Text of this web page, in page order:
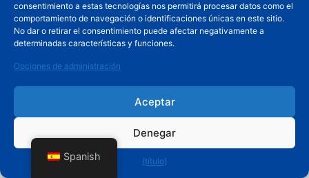
consentimiento a estas tecnologías nos permitirá procesar datos como el
comportamiento de navegación o identificaciones únicas en este sitio.
No dar o retirar el consentimiento puede afectar negativamente a
determinadas características y funciones.
Opciones de administración
Aceptar
Denegar
{título}
Mensajes recientes
Spanish